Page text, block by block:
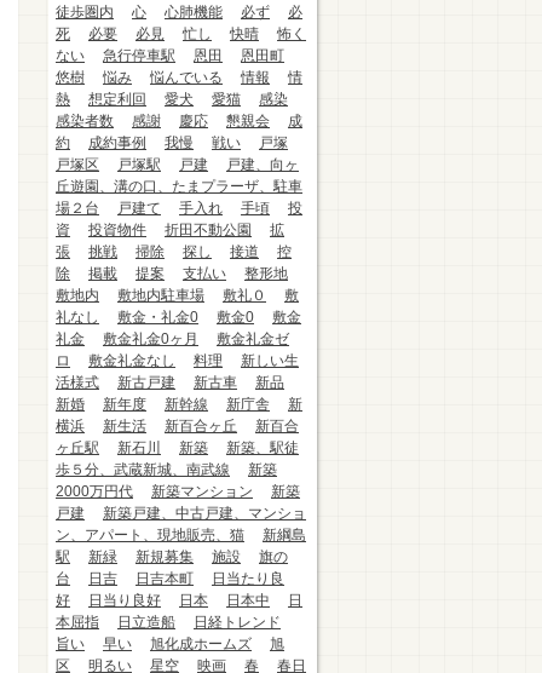
徒歩圏内
心 心肺機能 必ず
必
死
必要 必見 忙し 快晴
怖く
ない
急行停車駅 恩田
恩田町
悠樹
悩み 悩んでいる 情報
情
熱
想定利回 愛犬 愛猫
感染
感染者数
感謝 慶応 懇親会
成
約
成約事例 我慢 戦い
戸塚
戸塚区
戸塚駅 戸建
戸建、向ヶ
丘遊園、溝の口、たまプラーザ、駐車
場２台
戸建て 手入れ 手頃
投
資
投資物件 折田不動公園
拡
張
挑戦 掃除 探し 接道
控
除
掲載 提案 支払い
整形地
敷地内
敷地内駐車場 敷礼０
敷
礼なし
敷金・礼金0 敷金0
敷金
礼金
敷金礼金0ヶ月
敷金礼金ゼ
ロ
敷金礼金なし 料理
新しい生
活様式
新古戸建 新古車
新品
新婚
新年度 新幹線 新庁舎
新
横浜
新生活 新百合ヶ丘
新百合
ヶ丘駅
新石川 新築
新築、駅徒
歩５分、武蔵新城、南武線
新築
2000万円代
新築マンション
新築
戸建
新築戸建、中古戸建、マンショ
ン、アパート、現地販売、猫
新綱島
駅
新緑 新規募集 施設
旗の
台
日吉 日吉本町
日当たり良
好
日当り良好 日本 日本中
日
本屈指
日立造船
日経トレンド
旨い
早い 旭化成ホームズ
旭
区
明るい 星空 映画 春
春日